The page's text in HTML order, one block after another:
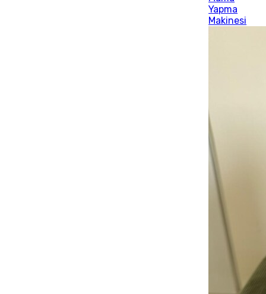
Yapma
Makinesi